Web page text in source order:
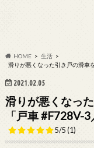
HOME
生活
滑りが悪くなった引き戸の滑車
2021.02.05
滑りが悪くなっ
「戸車 #F728V-
5/5 (1)